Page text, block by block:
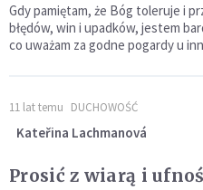
Gdy pamiętam, że Bóg toleruje i
błędów, win i upadków, jestem
co uważam za godne pogardy u
11 lat temu DUCHOWOŚĆ
Kateřina Lachmanová
Prosić z wiarą i